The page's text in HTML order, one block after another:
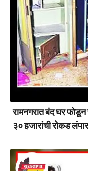
रामनगरात बंद घर फोडून
३० हजारांची रोकड